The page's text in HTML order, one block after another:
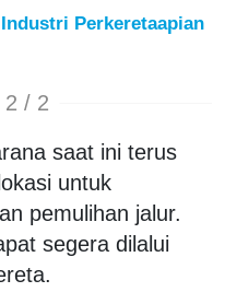
Perkeretaapian
2 / 2
saat ini terus
untuk
pemulihan jalur.
segera dilalui